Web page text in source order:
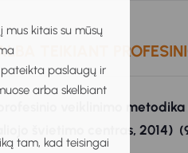
mus kitais su mūsų
paslaugų ir
arba skelbiant
tam, kad teisingai
TEIKIANT
veiklinimo
švietimo centras, 2014)